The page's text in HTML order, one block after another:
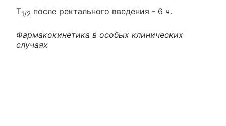
T1/2 после ректального введения - 6 ч.
Фармакокинетика в особых клинических
случаях